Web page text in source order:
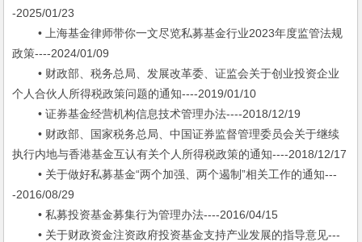
-2025/01/23
• 上海基金律师带你一文尽览私募基金行业2023年度监管法规
政策----2024/01/09
• 财政部、税务总局、发展改革委、证监会关于创业投资企业
个人合伙人所得税政策问题的通知----2019/01/10
• 证券基金经营机构信息技术管理办法----2018/12/19
• 财政部、国家税务总局、中国证券监督管理委员会关于继续
执行内地与香港基金互认有关个人所得税政策的通知----2018/12/17
• 关于做好私募基金“两个加强、两个遏制”相关工作的通知---
-2016/08/29
• 私募投资基金募集行为管理办法----2016/04/15
• 关于财政资金注资政府投资基金支持产业发展的指导意见---